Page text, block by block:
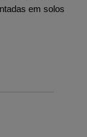
em solos